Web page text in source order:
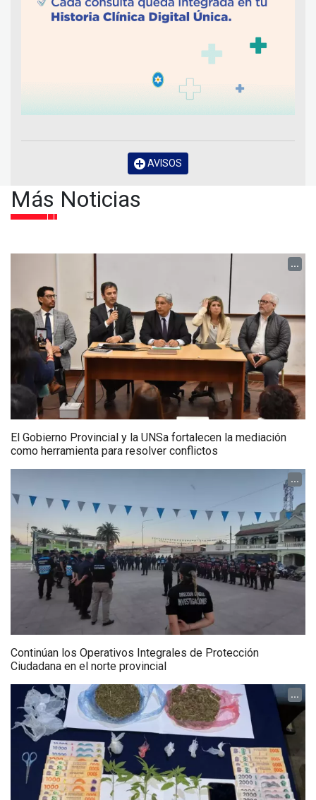
AVISOS
Más Noticias
...
El Gobierno Provincial y la UNSa fortalecen la mediación
como herramienta para resolver conflictos
...
Continúan los Operativos Integrales de Protección
Ciudadana en el norte provincial
...